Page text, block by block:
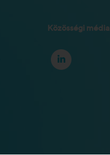
Közösségi média